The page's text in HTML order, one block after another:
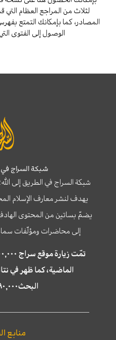
لثلاث من المراجع العظام
المصادر، كما بإمكانك التمتع
الوصول إلى الفتوى
شبكة السراج في
شبكة السراج في الطريق إلى
يهدف لنشر معارف الإسلام
يضمّ بساتين من المحتوى
إلى محاضرات ومؤلّفات
الماضية، كما ظهر في
البحث٢٢,٢٩٠,٠٠٠ مرّة.
منابع